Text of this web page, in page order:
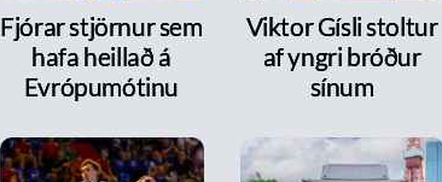
Fjórar stjörnur sem
hafa heillað á
Evrópumótinu
Viktor Gísli stoltur
af yngri bróður
sínum